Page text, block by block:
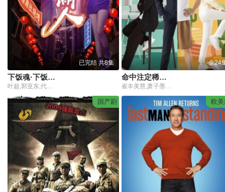
已完结 共8集
下饭魂·下饭江湖
全24
命中注定稀罕你
国产剧 欧